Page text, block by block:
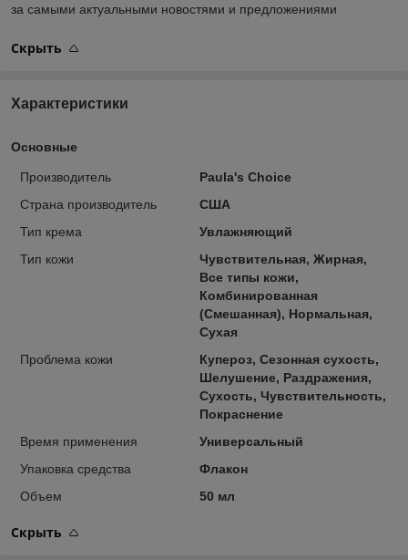
за самыми актуальными новостями и предложениями
Скрыть
Характеристики
Основные
Производитель
Paula's Choice
Страна производитель
США
Тип крема
Увлажняющий
Тип кожи
Чувствительная, Жирная,
Все типы кожи,
Комбинированная
(Смешанная), Нормальная,
Сухая
Проблема кожи
Купероз, Сезонная сухость,
Шелушение, Раздражения,
Сухость, Чувствительность,
Покраснение
Время применения
Универсальный
Упаковка средства
Флакон
Объем
50 мл
Скрыть